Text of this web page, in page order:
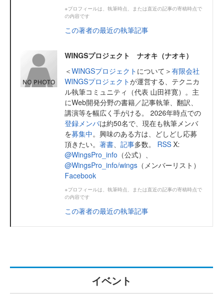
※プロフィールは、執筆時点、または直近の記事の寄稿時点で
の内容です
この著者の最近の執筆記事
WINGSプロジェクト ナオキ（ナオキ）
＜WINGSプロジェクト について＞有限会社
WINGSプロジェクトが運営する、テクニカ
ル執筆コミュニティ（代表 山田祥寛）。主
にWeb開発分野の書籍／記事執筆、翻訳、
講演等を幅広く手がける。 2026年時点での
登録メンバは約50名で、現在も執筆メンバ
を募集中。興味のある方は、どしどし応募
頂きたい。 著書 記事多数。 RSS X:
@WingsPro_info （公式）、
@WingsPro_info/wings （メンバーリスト）
Facebook
※プロフィールは、執筆時点、または直近の記事の寄稿時点で
の内容です
この著者の最近の執筆記事
イベント